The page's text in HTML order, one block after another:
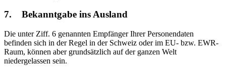
7. Bekanntgabe ins Ausland
Die unter Ziff. 6 genannten Empfänger Ihrer Personendaten
befinden sich in der Regel in der Schweiz oder im EU- bzw. EWR-
Raum, können aber grundsätzlich auf der ganzen Welt
niedergelassen sein.